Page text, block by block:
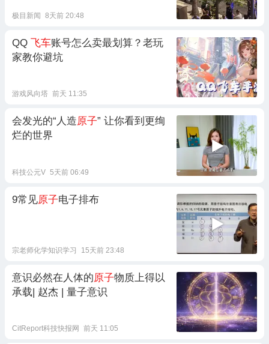
极目新闻 8天前 20:48
QQ 飞车账号怎么卖最划算？老玩
家教你避坑
游戏风向塔 前天 11:35
会发光的“人造原子” 让你看到更绚
烂的世界
科技公元V 5天前 06:49
9常见原子电子排布
宗老师化学知识学习 15天前 23:48
意识必然在人体的原子物质上得以
承载| 赵杰 | 量子意识
CitReport科技快报网 前天 11:05